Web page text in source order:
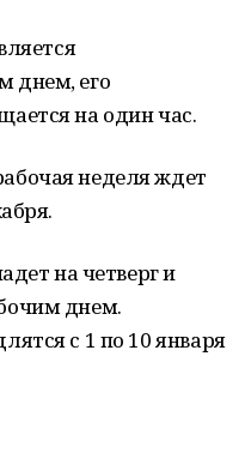
днем, его
на один час.
неделя ждет
на четверг и
днем.
с 1 по 10 января